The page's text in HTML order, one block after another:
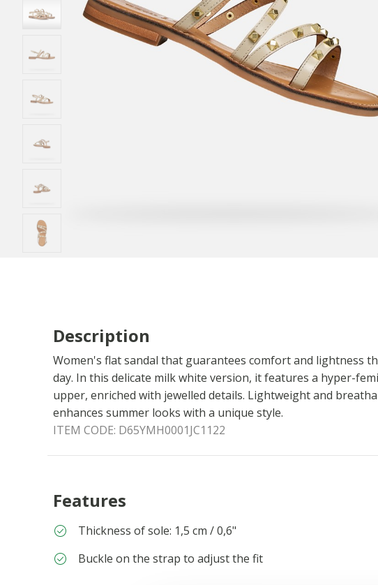
Description
Women's flat sandal that guarantees comfort and lightness
day. In this delicate milk white version, it features a hyper-
upper, enriched with jewelled details. Lightweight and
enhances summer looks with a unique style.
ITEM CODE: D65YMH0001JC1122
Features
Thickness of sole: 1,5 cm / 0,6"
Buckle on the strap to adjust the fit